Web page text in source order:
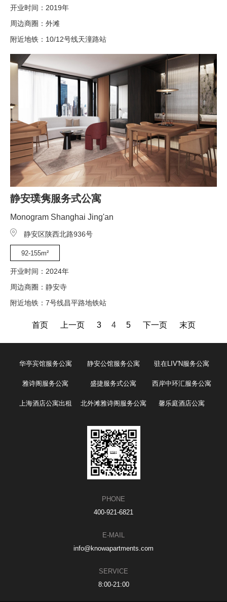
开业时间：2019年
周边商圈：外滩
附近地铁：10/12号线天潼路站
静安璞隽服务式公寓
Monogram Shanghai Jing'an
静安区陕西北路936号
92-155m²
开业时间：2024年
周边商圈：静安寺
附近地铁：7号线昌平路地铁站
首页 上一页 3 4 5 下一页 末页
华亭宾馆服务公寓 静安公馆服务公寓 驻在LIV'N服务公寓
雅诗阁服务公寓 盛捷服务式公寓 西岸中环汇服务公寓
上海酒店公寓出租 北外滩雅诗阁服务公寓 馨乐庭酒店公寓
PHONE
400-921-6821
E-MAIL
info@knowapartments.com
SERVICE
8:00-21:00